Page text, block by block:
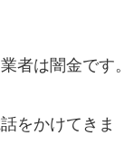
者は闇金です。
をかけてきま